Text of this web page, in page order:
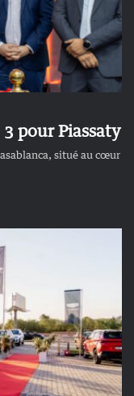
pour Piassaty
situé au cœur